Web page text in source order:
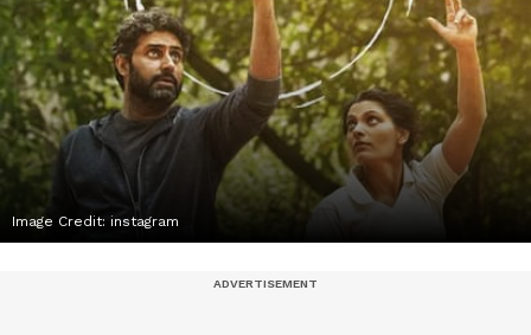
Image Credit: instagram